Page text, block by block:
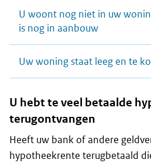
U woont nog niet in uw
is nog in aanbouw
Uw woning staat leeg en te
U hebt te veel betaalde
terugontvangen
Heeft uw bank of andere
hypotheekrente terugbetaald